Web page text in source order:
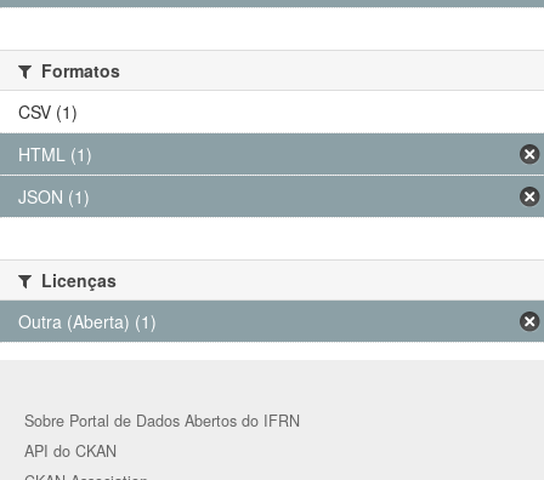
Formatos
CSV (1)
HTML (1)
JSON (1)
Licenças
Outra (Aberta) (1)
Sobre Portal de Dados Abertos do IFRN
API do CKAN